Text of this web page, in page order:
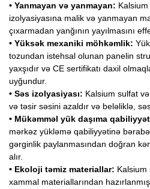
• Yanmayan və yanmayan:
izolyasiyasına malik və yanmayan
çıxarmadan yanğının yayılmasını
• Yüksək mexaniki möhkəmlik:
tozundan istehsal olunan panelin
yaxşıdır və CE sertifikatı daxil
uyğundur.
• Səs izolyasiyası: Kalsium sulfat
və təsir səsini azaldır və beləliklə,
• Mükəmməl yük daşıma
mərkəz yükləmə qabiliyyətinə
gərginlik paylanmasından doğran
alır.
• Ekoloji təmiz materiallar: Kalsium
xammal materiallarından